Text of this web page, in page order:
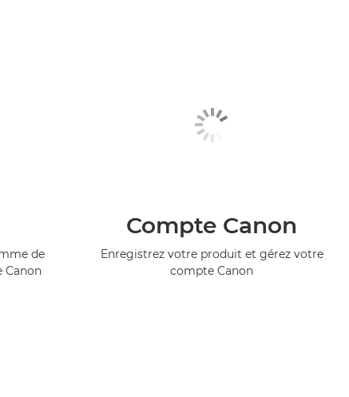
de
Canon
Compte Canon
Enregistrez votre produit et gérez votre
compte Canon